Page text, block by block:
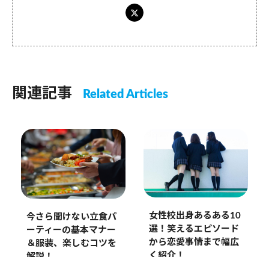
関連記事 Related Articles
今さら聞けない立食パ
ーティーの基本マナー
＆服装、楽しむコツを
女性校出身あるある10
選！笑えるエピソード
から恋愛事情まで幅広